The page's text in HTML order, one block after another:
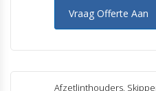
Vraag Offerte Aan
Afzetlinthouders,